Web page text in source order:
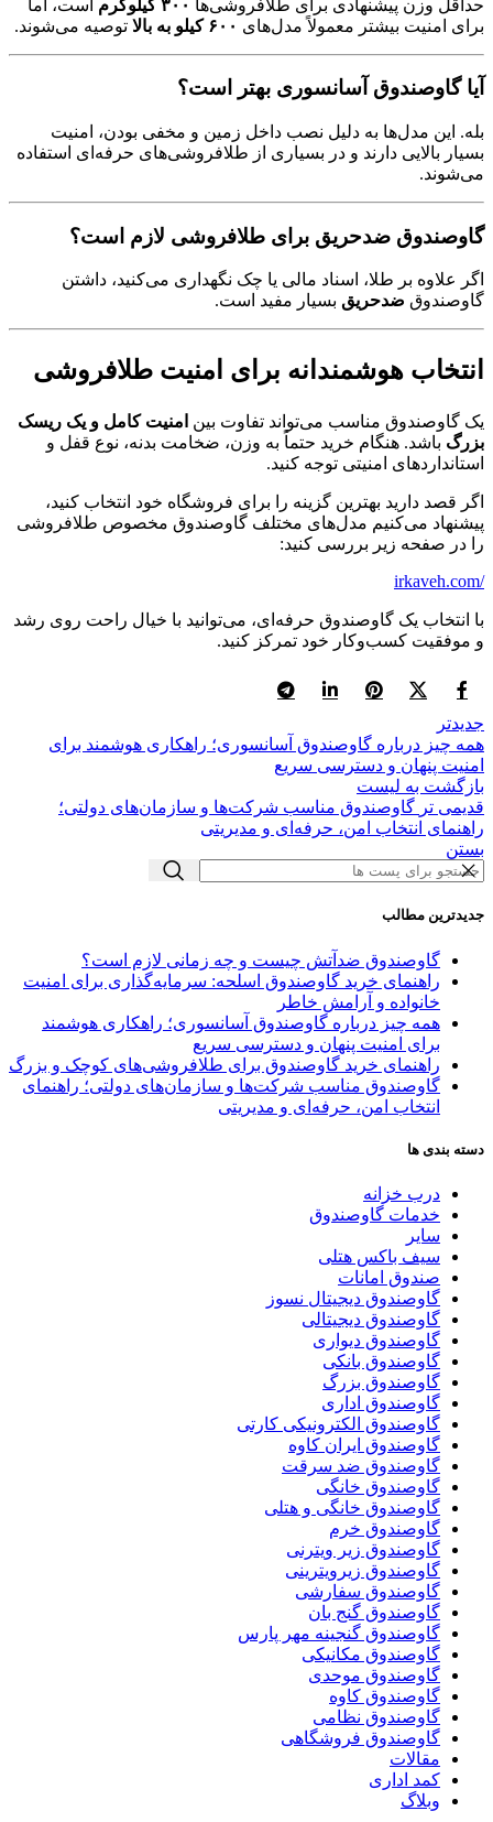
حداقل وزن پیشنهادی برای طلافروشی‌ها ۳۰۰ کیلوگرم
است، اما
برای امنیت بیشتر معمولاً مدل‌های ۶۰۰ کیلو به بالا توصیه می‌شوند.
آیا گاوصندوق آسانسوری بهتر است؟
بله. این مدل‌ها به دلیل نصب داخل زمین و مخفی بودن، امنیت
بسیار بالایی دارند و در بسیاری از طلافروشی‌های حرفه‌ای استفاده
می‌شوند.
گاوصندوق ضدحریق برای طلافروشی لازم است؟
اگر علاوه بر طلا، اسناد مالی یا چک نگهداری می‌کنید، داشتن
گاوصندوق ضدحریق بسیار مفید است.
انتخاب هوشمندانه برای امنیت طلافروشی
یک گاوصندوق مناسب می‌تواند تفاوت بین امنیت کامل و یک ریسک
بزرگ باشد. هنگام خرید حتماً به وزن، ضخامت بدنه، نوع قفل و
استانداردهای امنیتی توجه کنید.
اگر قصد دارید بهترین گزینه را برای فروشگاه خود انتخاب کنید،
پیشنهاد می‌کنیم مدل‌های مختلف گاوصندوق مخصوص طلافروشی
را در صفحه زیر بررسی کنید:
/irkaveh.com
با انتخاب یک گاوصندوق حرفه‌ای، می‌توانید با خیال راحت روی رشد
و موفقیت کسب‌وکار خود تمرکز کنید.
جدیدتر
همه چیز درباره گاوصندوق آسانسوری؛ راهکاری هوشمند برای
امنیت پنهان و دسترسی سریع
بازگشت به لیست
قدیمی تر گاوصندوق مناسب شرکت‌ها و سازمان‌های دولتی؛
راهنمای انتخاب امن، حرفه‌ای و مدیریتی
بستن
جدیدترین مطالب
گاوصندوق ضدآتش چیست و چه زمانی لازم است؟
راهنمای خرید گاوصندوق اسلحه: سرمایه‌گذاری برای امنیت
خانواده و آرامش خاطر
همه چیز درباره گاوصندوق آسانسوری؛ راهکاری هوشمند
برای امنیت پنهان و دسترسی سریع
راهنمای خرید گاوصندوق برای طلافروشی‌های کوچک و بزرگ
گاوصندوق مناسب شرکت‌ها و سازمان‌های دولتی؛ راهنمای
انتخاب امن، حرفه‌ای و مدیریتی
دسته بندی ها
درب خزانه
خدمات گاوصندوق
سایر
سیف باکس هتلی
صندوق امانات
گاوصندوق دیجیتال نسوز
گاوصندوق دیجیتالی
گاوصندوق دیواری
گاوصندوق بانکی
گاوصندوق بزرگ
گاوصندوق اداری
گاوصندوق الکترونیکی کارتی
گاوصندوق ایران کاوه
گاوصندوق ضد سرقت
گاوصندوق خانگی
گاوصندوق خانگی و هتلی
گاوصندوق خرم
گاوصندوق زیر ویترنی
گاوصندوق زیرویترینی
گاوصندوق سفارشی
گاوصندوق گنج بان
گاوصندوق گنجینه مهر پارس
گاوصندوق مکانیکی
گاوصندوق موحدی
گاوصندوق کاوه
گاوصندوق نظامی
گاوصندوق فروشگاهی
مقالات
کمد اداری
وبلاگ